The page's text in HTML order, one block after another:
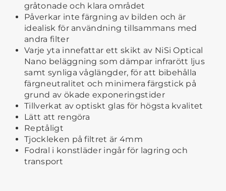
gråtonade och klara området
Påverkar inte färgning av bilden och är
idealisk för användning tillsammans med
andra filter
Varje yta innefattar ett skikt av NiSi Optical
Nano beläggning som dämpar infrarött ljus
samt synliga våglängder, för att bibehålla
färgneutralitet och minimera färgstick på
grund av ökade exponeringstider
Tillverkat av optiskt glas för högsta kvalitet
Lätt att rengöra
Reptåligt
Tjockleken på filtret är 4mm
Fodral i konstläder ingår för lagring och
transport